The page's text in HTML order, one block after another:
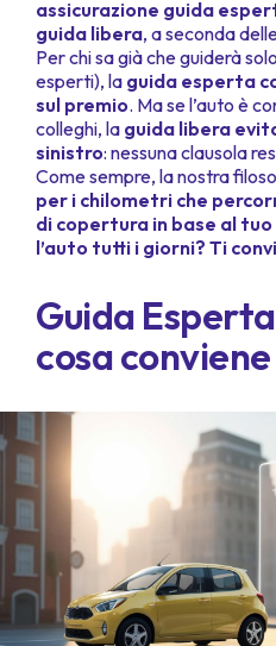
assicurazione guida
guida libera, a seconda
Per chi sa già che guiderà
esperti), la guida esperta
sul premio. Ma se l’auto è
colleghi, la guida libera
sinistro: nessuna clausola
Come sempre, la nostra
per i chilometri che
di copertura in base al
l’auto tutti i giorni? Ti
Guida
cosa